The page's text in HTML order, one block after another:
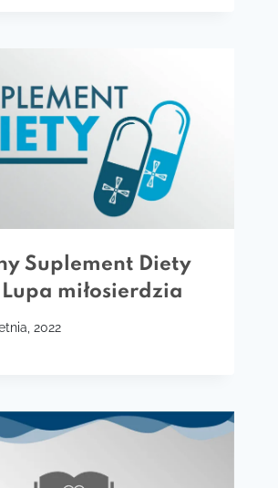
Suplement Diety
miłosierdzia
2022